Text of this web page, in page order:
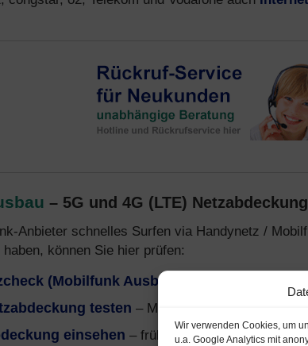
Wir verwenden Cookies, um
u.a. Google Analytics mit
– 5G und 4G (LTE) Netzabdeckung
Anbieter schnelles Surfen via Handynetz /
können Sie hier prüfen:
(Mobilfunk Ausbau)
testen – Mobilfunk-Netz 5G und LTE
einsehen – früher o2- und E-Plus Netz